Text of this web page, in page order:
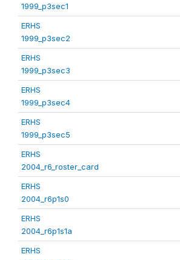
1999_p3sec1
ERHS
1999_p3sec2
ERHS
1999_p3sec3
ERHS
1999_p3sec4
ERHS
1999_p3sec5
ERHS
2004_r6_roster_card
ERHS
2004_r6p1s0
ERHS
2004_r6p1s1a
ERHS